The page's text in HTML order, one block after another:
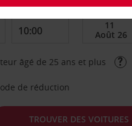
DATE DE FIN
âgé de 25 ans et plus
de réduction
TROUVER DES VOITURES